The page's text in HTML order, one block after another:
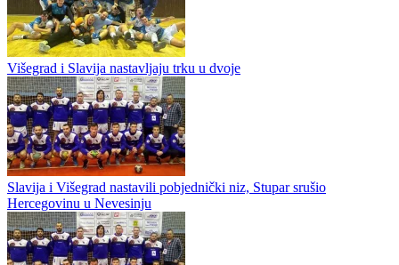
Slavija ili Višegrad?
Slavija nastavila trijumfalni niz ubjedljivom pobjedom protiv Drine